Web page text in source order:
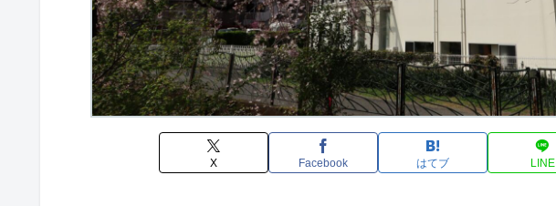
X Facebook はてブ LINE